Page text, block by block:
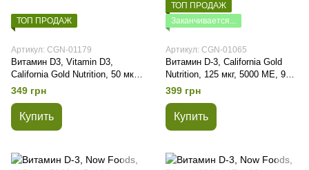
ТОП ПРОДАЖ
Артикул: CGN-01179
Витамин D3, Vitamin D3,
California Gold Nutrition, 50 мкг
(2000 МЕ), 90 капсул
349 грн
Купить
ТОП ПРОДАЖ
Заканчивается...
Артикул: CGN-01065
Витамин D-3, California Gold
Nutrition, 125 мкг, 5000 ME, 90
капсул
399 грн
Купить